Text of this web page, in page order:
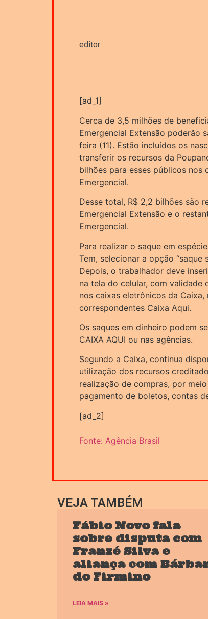
editor
[ad_1]
Cerca de 3,5 milhões de
Emergencial Extensão poderão
feira (11). Estão incluídos os
transferir os recursos da
bilhões para esses públicos
Emergencial.
Desse total, R$ 2,2 bilhões são
Emergencial Extensão e o
Emergencial.
Para realizar o saque em
Tem, selecionar a opção “saque
Depois, o trabalhador deve
na tela do celular, com validade
nos caixas eletrônicos da
correspondentes Caixa Aqui.
Os saques em dinheiro podem
CAIXA AQUI ou nas agências.
Segundo a Caixa, continua
utilização dos recursos
realização de compras, por
pagamento de boletos, contas
[ad_2]
Fonte: Agência Brasil
VEJA TAMBÉM
Fábio Novo fala
sobre disputa com
Franzé Silva e
aliança com
do Firmino
LEIA MAIS »